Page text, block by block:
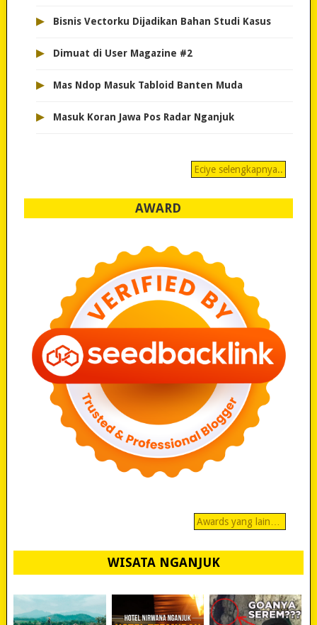
▸ Bisnis Vectorku Dijadikan Bahan Studi Kasus
▸ Dimuat di User Magazine #2
▸ Mas Ndop Masuk Tabloid Banten Muda
▸ Masuk Koran Jawa Pos Radar Nganjuk
Eciye selengkapnya..
AWARD
Awards yang lain…
WISATA NGANJUK